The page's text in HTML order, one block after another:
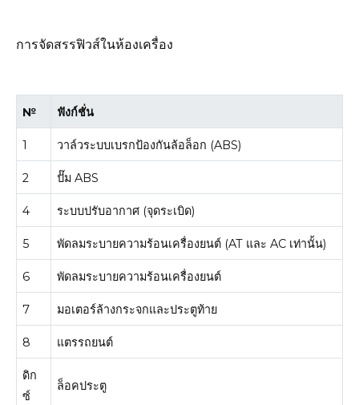
การจัดสรรฟิวส์ในห้องเครื่อง
№ ฟังก์ชั่น
1 วาล์วระบบเบรกป้องกันล้อล็อก (ABS)
2 ปั๊ม ABS
4 ระบบปรับอากาศ (จุดระเบิด)
5 พัดลมระบายความร้อนเครื่องยนต์ (AT และ AC เท่านั้น)
6 พัดลมระบายความร้อนเครื่องยนต์
7 มอเตอร์ล้างกระจกและประตูท้าย
8 แตรรถยนต์
ดิก
ซ์
ล็อคประตู